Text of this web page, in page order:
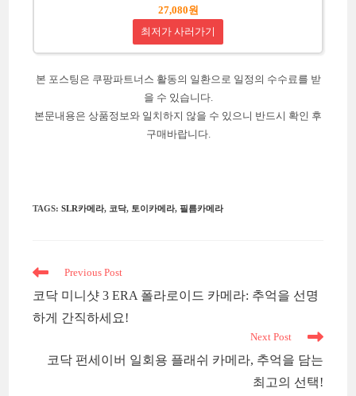
27,080원
최저가 사러가기
본 포스팅은 쿠팡파트너스 활동의 일환으로 일정의 수수료를 받
을 수 있습니다.
본문내용은 상품정보와 일치하지 않을 수 있으니 반드시 확인 후
구매바랍니다.
TAGS:SLR카메라, 코닥, 토이카메라, 필름카메라
Read
articles
Previous Post
코닥 미니샷 3 ERA 폴라로이드 카메라: 추억을 선명
하게 간직하세요!
Next Post
코닥 펀세이버 일회용 플래쉬 카메라, 추억을 담는
최고의 선택!